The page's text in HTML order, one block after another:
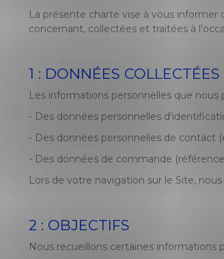
La présente charte vise à vous
concernant, collectées et traitées à
1 : DONNÉES
Les informations personnelles que
- Des données personnelles
- Des données personnelles de contact
- Des données de commande
Lors de votre navigation sur le Site,
2 : OBJECTIFS
Nous recueillons certaines informations